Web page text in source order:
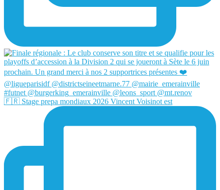
🇫🇷 Stage prepa mondiaux 2026 Vincent Voisinot est